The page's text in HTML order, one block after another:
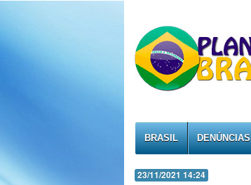
BRASIL DENÚNCIAS
23/11/2021 14:24